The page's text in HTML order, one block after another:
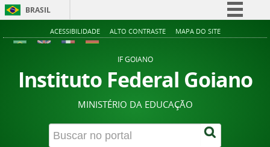
BRASIL
Simplifique!
Acesso à informação
Legislação
Canais
ACESSIBILIDADE ALTO CONTRASTE MAPA DO SITE
IF GOIANO
Instituto Federal Goiano
MINISTÉRIO DA EDUCAÇÃO